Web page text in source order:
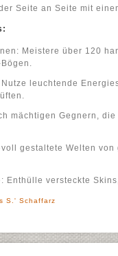
Seite an Seite mit
Meistere über 120
leuchtende
mächtigen Gegnern,
gestaltete Welten
Enthülle versteckte
S.' Schaffarz